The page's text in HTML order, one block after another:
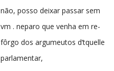
não, posso deixar passar sem
vm . neparo que venha em re-
fôrgo dos argumeutos d’tquelle
parlamentar,